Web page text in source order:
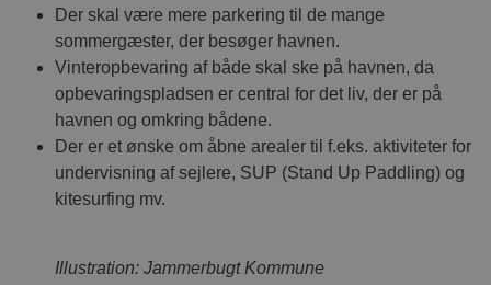
Der skal være mere parkering til de mange
sommergæster, der besøger havnen.
Vinteropbevaring af både skal ske på havnen, da
opbevaringspladsen er central for det liv, der er på
havnen og omkring bådene.
Der er et ønske om åbne arealer til f.eks. aktiviteter for
undervisning af sejlere, SUP (Stand Up Paddling) og
kitesurfing mv.
Illustration: Jammerbugt Kommune